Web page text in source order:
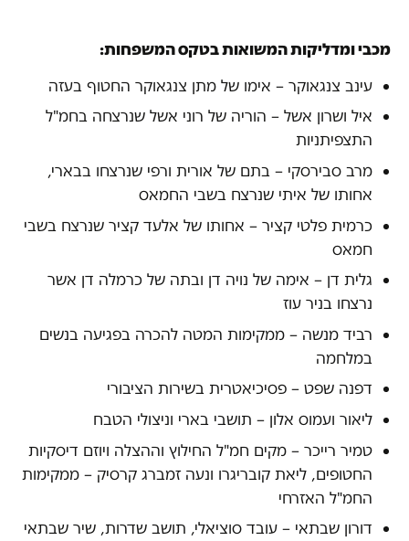
מכבי ומדליקות המשואות בטקס המשפחות:
עינב צנגאוקר – אימו של מתן צנגאוקר החטוף בעזה
איל ושרון אשל – הוריה של רוני אשל שנרצחה בחמ"ל
התצפיתניות
מרב סבירסקי – בתם של אורית ורפי שנרצחו בבארי,
אחותו של איתי שנרצח בשבי החמאס
כרמית פלטי קציר – אחותו של אלעד קציר שנרצח בשבי
חמאס
גלית דן – אימה של נויה דן ובתה של כרמלה דן אשר
נרצחו בניר עוז
רביד מנשה – ממקימות המטה להכרה בפגיעה בנשים
במלחמה
דפנה שפט – פסיכיאטרית בשירות הציבורי
ליאור ועמוס אלון – תושבי בארי וניצולי הטבח
טמיר רייכר – מקים חמ"ל החילוץ וההצלה ויוזם דיסקיות
החטופים, ליאת קובריגרו ונעה זמברג קרסיק – ממקימות
החמ"ל האזרחי
דורון שבתאי – עובד סוציאלי, תושב שדרות, שיר שבתאי